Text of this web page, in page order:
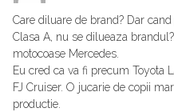
Care diluare de brand? Dar
Clasa A, nu se dilueaza
motocoase Mercedes.
Eu cred ca va fi precum Toyota
FJ Cruiser. O jucarie de copii
productie.